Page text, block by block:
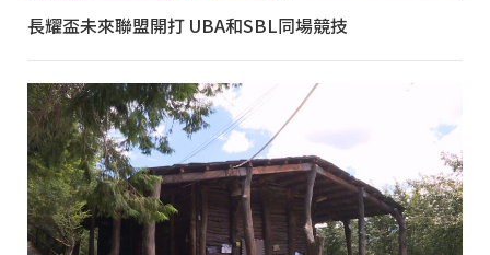
長耀盃未來聯盟開打 UBA和SBL同場競技